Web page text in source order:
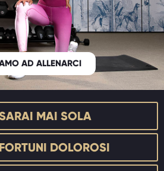
AD ALLENARCI
MAI SOLA
DOLOROSI